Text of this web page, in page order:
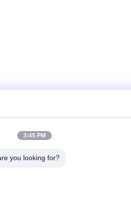
3:45 PM
you looking for?